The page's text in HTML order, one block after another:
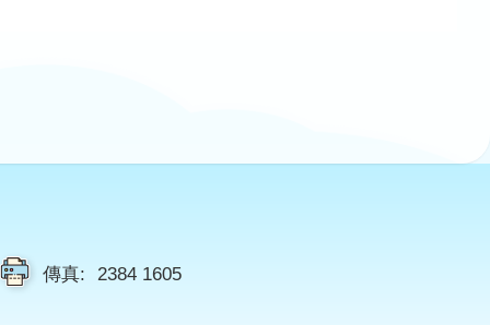
傳真: 2384 1605